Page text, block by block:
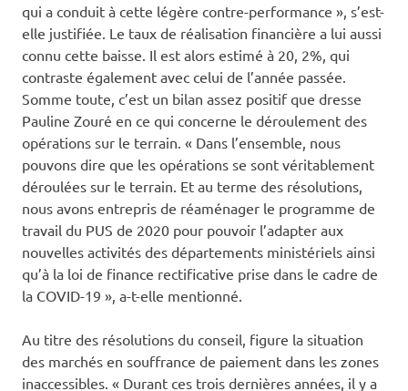
qui a conduit à cette légère contre-performance », s’est-
elle justifiée. Le taux de réalisation financière a lui aussi
connu cette baisse. Il est alors estimé à 20, 2%, qui
contraste également avec celui de l’année passée.
Somme toute, c’est un bilan assez positif que dresse
Pauline Zouré en ce qui concerne le déroulement des
opérations sur le terrain. « Dans l’ensemble, nous
pouvons dire que les opérations se sont véritablement
déroulées sur le terrain. Et au terme des résolutions,
nous avons entrepris de réaménager le programme de
travail du PUS de 2020 pour pouvoir l’adapter aux
nouvelles activités des départements ministériels ainsi
qu’à la loi de finance rectificative prise dans le cadre de
la COVID-19 », a-t-elle mentionné.
Au titre des résolutions du conseil, figure la situation
des marchés en souffrance de paiement dans les zones
inaccessibles. « Durant ces trois dernières années, il y a